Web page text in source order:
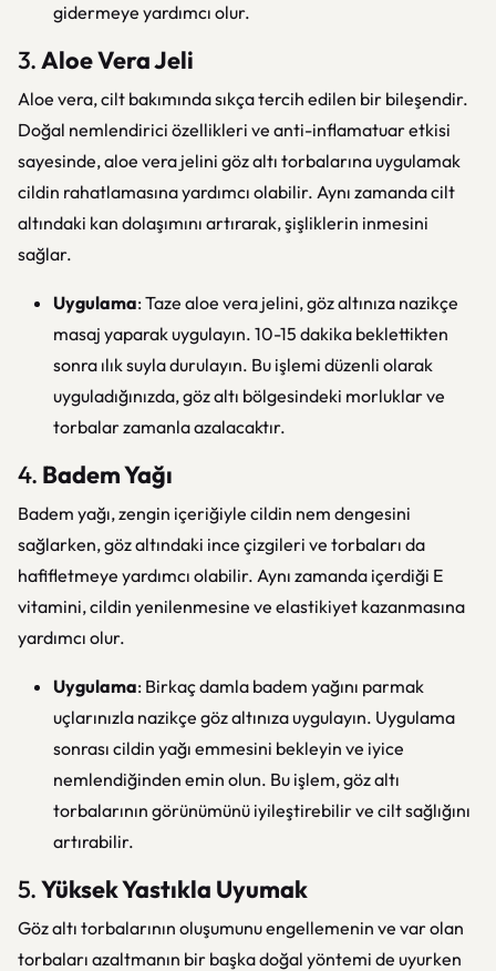
gidermeye yardımcı olur.
3.Aloe Vera Jeli
Aloe vera, cilt bakımında sıkça tercih edilen bir bileşendir.
Doğal nemlendirici özellikleri ve anti-inflamatuar etkisi
sayesinde, aloe vera jelini göz altı torbalarına uygulamak
cildin rahatlamasına yardımcı olabilir. Aynı zamanda cilt
altındaki kan dolaşımını artırarak, şişliklerin inmesini
sağlar.
Uygulama: Taze aloe vera jelini, göz altınıza nazikçe
masaj yaparak uygulayın. 10-15 dakika beklettikten
sonra ılık suyla durulayın. Bu işlemi düzenli olarak
uyguladığınızda, göz altı bölgesindeki morluklar ve
torbalar zamanla azalacaktır.
4. Badem Yağı
Badem yağı, zengin içeriğiyle cildin nem dengesini
sağlarken, göz altındaki ince çizgileri ve torbaları da
hafifletmeye yardımcı olabilir. Aynı zamanda içerdiği E
vitamini, cildin yenilenmesine ve elastikiyet kazanmasına
yardımcı olur.
Uygulama: Birkaç damla badem yağını parmak
uçlarınızla nazikçe göz altınıza uygulayın. Uygulama
sonrası cildin yağı emmesini bekleyin ve iyice
nemlendiğinden emin olun. Bu işlem, göz altı
torbalarının görünümünü iyileştirebilir ve cilt sağlığını
artırabilir.
5.Yüksek Yastıkla Uyumak
Göz altı torbalarının oluşumunu engellemenin ve var olan
torbaları azaltmanın bir başka doğal yöntemi de uyurken